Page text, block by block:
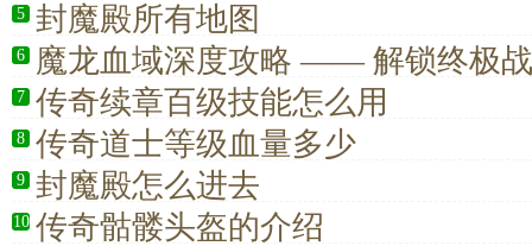
5 封魔殿所有地图
6
魔龙血域深度攻略 —— 解锁终极
场
7 传奇续章百级技能怎么用
8 传奇道士等级血量多少
9 封魔殿怎么进去
10 传奇骷髅头盔的介绍